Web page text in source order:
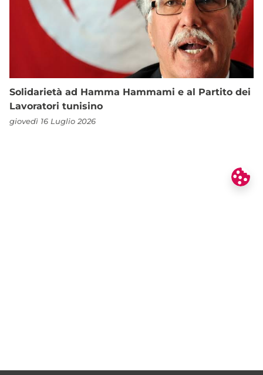
Solidarietà ad Hamma Hammami e al Partito dei
Lavoratori tunisino
giovedì 16 Luglio 2026